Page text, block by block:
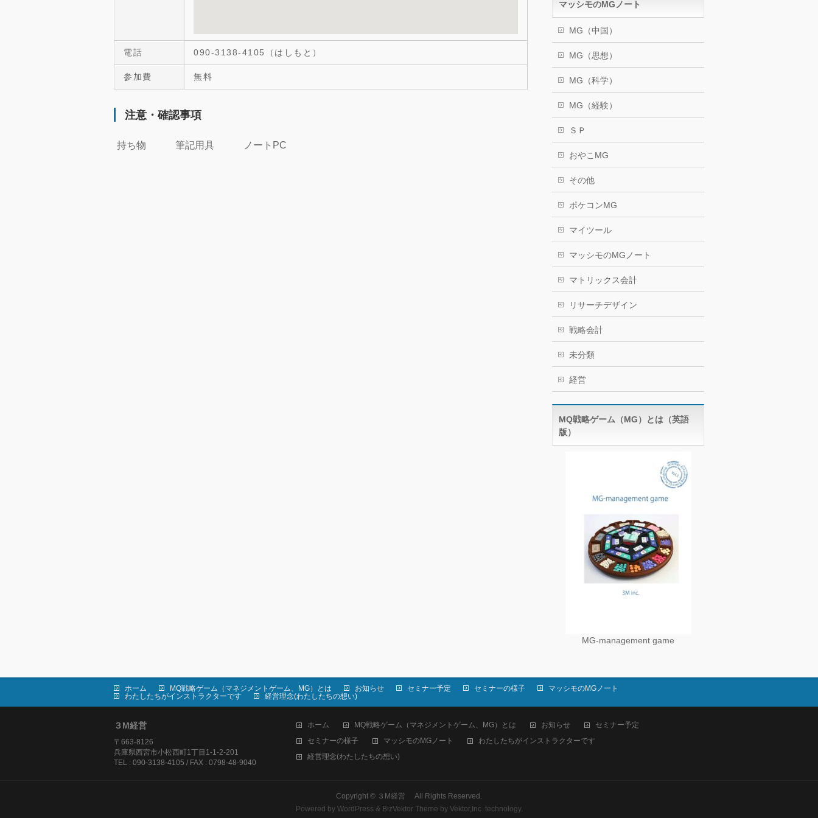
電話 090-3138-4105（はしもと）
参加費 無料
注意・確認事項
持ち物 筆記用具 ノートPC
マッシモのMGノート
MG（中国）
MG（思想）
MG（科学）
MG（経験）
ＳＰ
おやこMG
その他
ポケコンMG
マイツール
マッシモのMGノート
マトリックス会計
リサーチデザイン
戦略会計
未分類
経営
MQ戦略ゲーム（MG）とは（英語
版）
MG-management game
ホーム MQ戦略ゲーム（マネジメントゲーム、MG）とは お知らせ セミナー予定 セミナーの様子
マッシモのMGノート
わたしたちがインストラクターです
経営理念(わたしたちの想い)
３M経営
〒663-8126
兵庫県西宮市小松西町1丁目1-1-2-201
TEL : 090-3138-4105 / FAX : 0798-48-9040
ホーム MQ戦略ゲーム（マネジメントゲーム、MG）とは お知らせ
セミナー予定
セミナーの様子
マッシモのMGノート
わたしたちがインストラクターです
経営理念(わたしたちの想い)
Copyright © ３M経営
All Rights Reserved.
Powered by WordPress & BizVektor Theme by Vektor,Inc. technology.